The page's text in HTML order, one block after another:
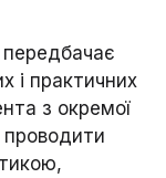
передбачає
і практичних
з окремої
проводити